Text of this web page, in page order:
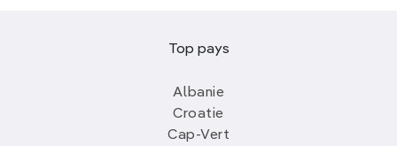
Top pays
Albanie
Croatie
Cap-Vert